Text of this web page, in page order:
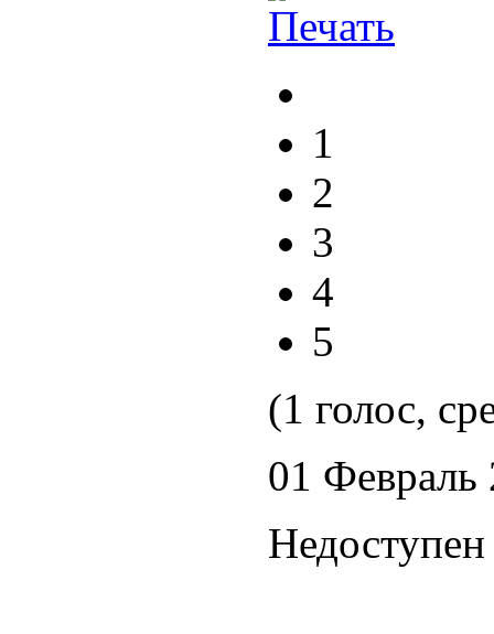
1
2
3
4
5
(1 голос,
01 Февраль